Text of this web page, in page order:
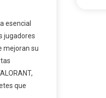
esencial
jugadores
mejoran su
que